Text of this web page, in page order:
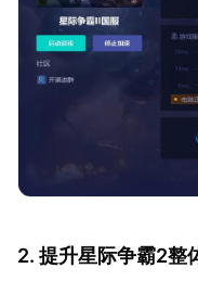
2. 提升星际争霸2整